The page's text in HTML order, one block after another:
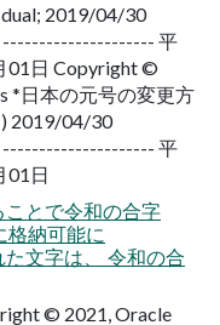
2019/04/30
平
01日 Copyright ©
*⽇本の元号の変更⽅
2019/04/30
平
01日
とで令和の合字
納可能に
⽂字は、 令和の合
© 2021, Oracle